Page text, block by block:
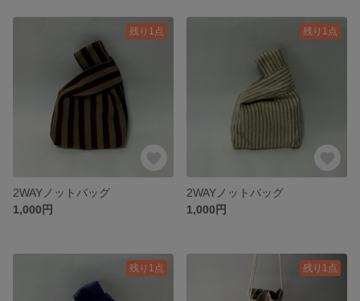
残り1点
2WAYノットバッグ
1,000円
残り1点
2WAYノットバッグ
1,000円
残り1点 残り1点